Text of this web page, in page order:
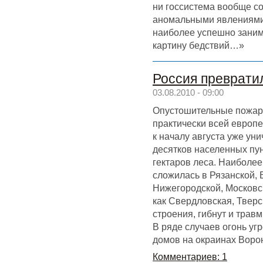
ни госсистема вообще
аномальными
наиболее успешно
картину бедствий…»
Россия
03.08.2010 - 09:00
Опустошительные
практически всей
к началу августа уже
десятков населенных
гектаров леса.
сложилась в Рязанской,
Нижегородской,
как Свердловская,
строения, гибнут и
В ряде случаев огонь
домов на окраинах
Комментариев: 1